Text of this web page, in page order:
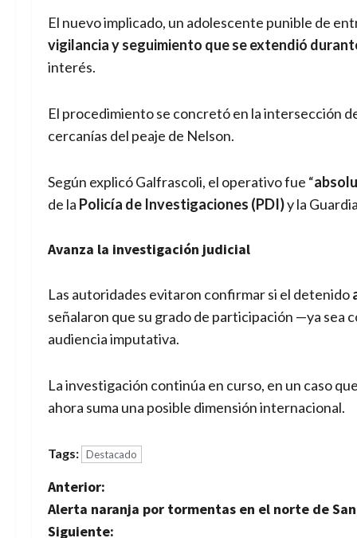
El nuevo implicado, un adolescente punible de
vigilancia y seguimiento que se extendió
interés.
El procedimiento se concretó en la intersección
cercanías del peaje de Nelson.
Según explicó Galfrascoli, el operativo fue “
de la Policía de Investigaciones (PDI)y la
Avanza la investigación judicial
Las autoridades evitaron confirmar si el detenido
señalaron que su grado de participación —ya
audiencia imputativa.
La investigación continúa en curso, en un caso que
ahora suma una posible dimensión internacional.
Tags: Destacado
N
a
Anterior:
Alerta naranja por tormentas en el norte de
Siguiente: